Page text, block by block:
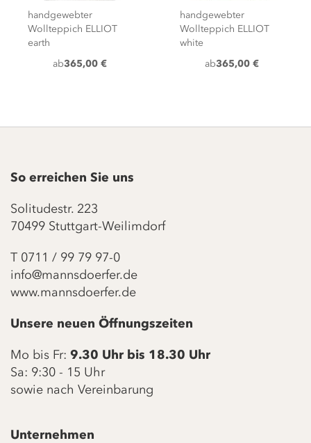
handgewebter
Wollteppich ELLIOT
earth
ab365,00 €
handgewebter
Wollteppich ELLIOT
white
ab365,00 €
So erreichen Sie uns
Solitudestr. 223
70499 Stuttgart-Weilimdorf
T 0711 / 99 79 97-0
info@mannsdoerfer.de
www.mannsdoerfer.de
Unsere neuen Öffnungszeiten
Mo bis Fr: 9.30 Uhr bis 18.30 Uhr
Sa: 9:30 - 15 Uhr
sowie nach Vereinbarung
Unternehmen